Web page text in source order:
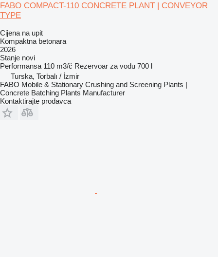
FABO COMPACT-110 CONCRETE PLANT | CONVEYOR
TYPE
Cijena na upit
Kompaktna betonara
2026
Stanje novi
Performansa 110 m3/č Rezervoar za vodu 700 l
Turska, Torbalı / İzmir
FABO Mobile & Stationary Crushing and Screening Plants |
Concrete Batching Plants Manufacturer
Kontaktirajte prodavca